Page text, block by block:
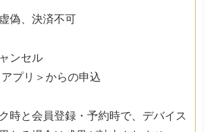
偽、決済不可
ンセル
アプリ＞からの申込
時と会員登録・予約時で、デバイス